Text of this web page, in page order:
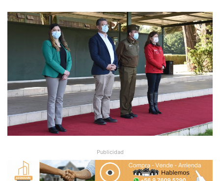
Publicidad